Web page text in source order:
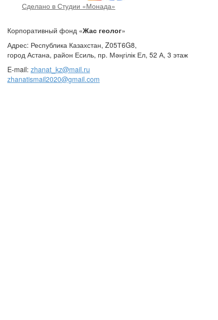
Сделано в Студии «Монада»
Корпоративный фонд «Жас геолог»
Адрес: Республика Казахстан, Z05Т6G8,
город Астана, район Есиль, пр. Мәңгілік Ел, 52 А, 3 этаж
E-mail: zhanat_kz@mail.ru
zhanatismail2020@gmail.com